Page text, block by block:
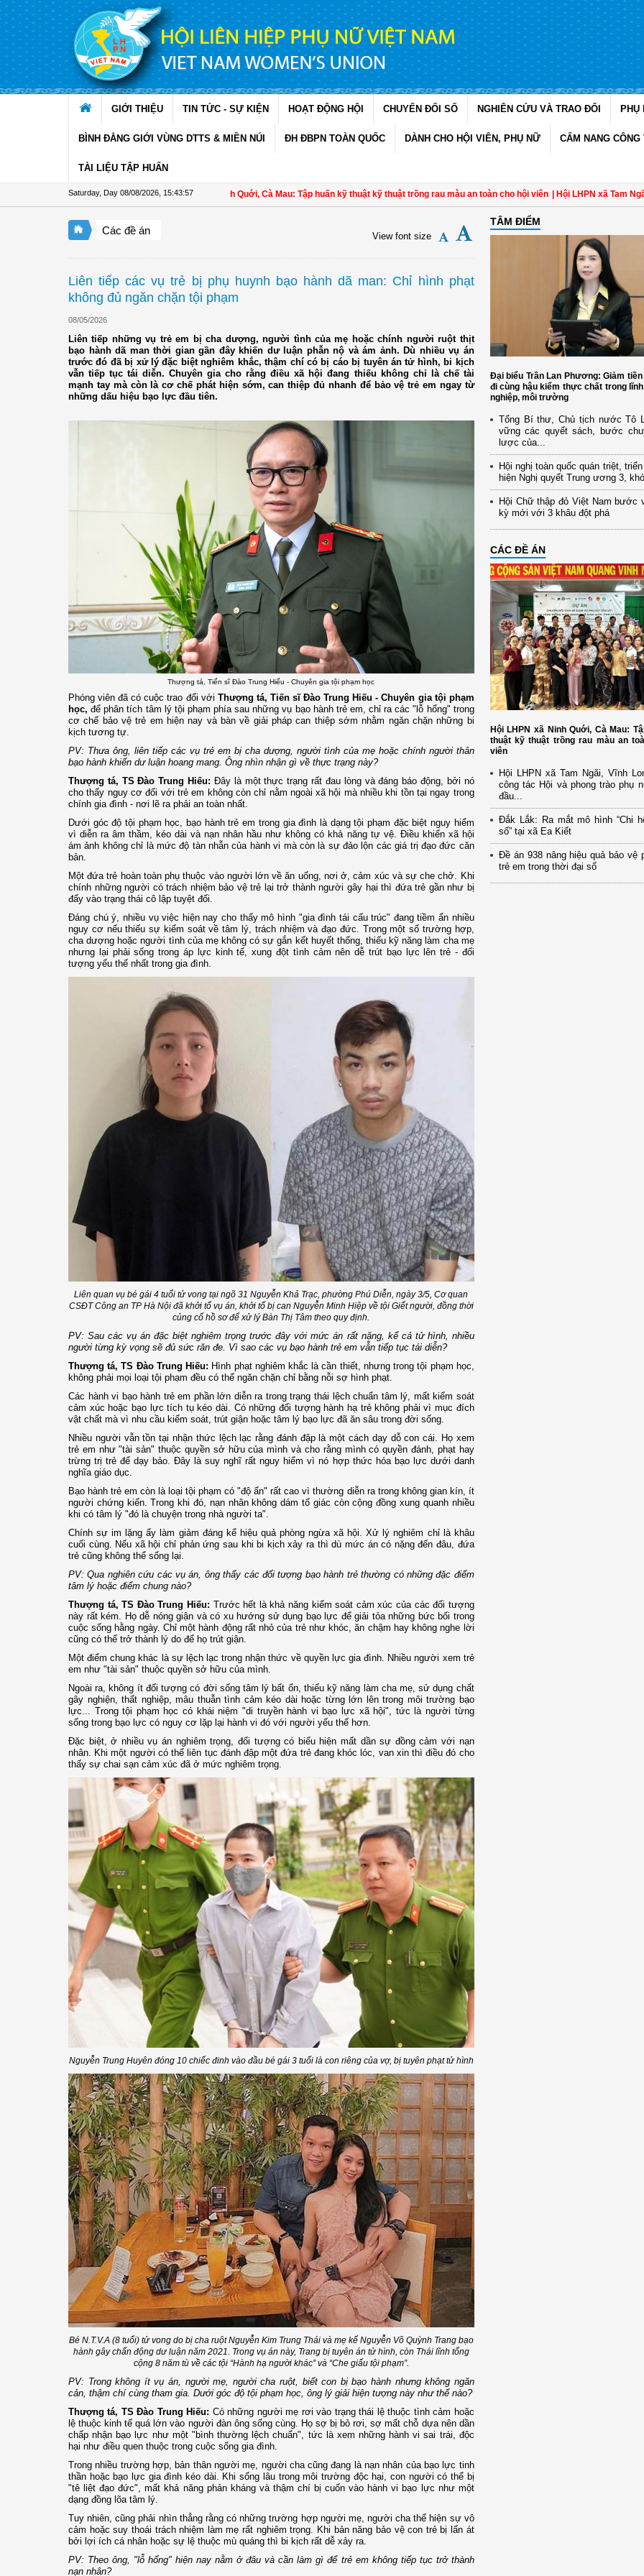
Skip to Content
GIỚI THIỆU TIN TỨC - SỰ KIỆN HOẠT ĐỘNG HỘI CHUYỂN ĐỔI SỐ NGHIÊN CỨU VÀ TRAO ĐỔI PHỤ
BÌNH ĐẲNG GIỚI VÙNG DTTS & MIỀN NÚI ĐH ĐBPN TOÀN QUỐC DÀNH CHO HỘI VIÊN, PHỤ NỮ CẨM NANG CÔNG
TÀI LIỆU TẬP HUẤN
Saturday, Day 08/08/2026 15:43:58
Hội LHPN xã Ninh Quới, Cà Mau: Tập huấn kỹ thuật kỹ thuật trồng rau màu an toàn cho hội viên | Hội LHPN xã Tam Ngãi, Vĩnh
Các đề án View font size
Liên tiếp các vụ trẻ bị phụ huynh bạo hành dã man: Chỉ hình phạt
không đủ ngăn chặn tội phạm
08/05/2026
Liên tiếp những vụ trẻ em bị cha dượng, người tình của mẹ hoặc chính người ruột thịt
bạo hành dã man thời gian gần đây khiến dư luận phẫn nộ và ám ảnh. Dù nhiều vụ án
trước đó đã bị xử lý đặc biệt nghiêm khắc, thậm chí có bị cáo bị tuyên án tử hình, bi kịch
vẫn tiếp tục tái diễn. Chuyên gia cho rằng điều xã hội đang thiếu không chỉ là chế tài
mạnh tay mà còn là cơ chế phát hiện sớm, can thiệp đủ nhanh để bảo vệ trẻ em ngay từ
những dấu hiệu bạo lực đầu tiên.
Thượng tá, Tiến sĩ Đào Trung Hiếu - Chuyên gia tội phạm học
Phóng viên đã có cuộc trao đổi với Thượng tá, Tiến sĩ Đào Trung Hiếu - Chuyên gia tội phạm
học, để phân tích tâm lý tội phạm phía sau những vụ bạo hành trẻ em, chỉ ra các "lỗ hổng" trong
cơ chế bảo vệ trẻ em hiện nay và bàn về giải pháp can thiệp sớm nhằm ngăn chặn những bi
kịch tương tự.
PV: Thưa ông, liên tiếp các vụ trẻ em bị cha dượng, người tình của mẹ hoặc chính người thân
bạo hành khiến dư luận hoang mang. Ông nhìn nhận gì về thực trạng này?
Thượng tá, TS Đào Trung Hiếu: Đây là một thực trạng rất đau lòng và đáng báo động, bởi nó
cho thấy nguy cơ đối với trẻ em không còn chỉ nằm ngoài xã hội mà nhiều khi tồn tại ngay trong
chính gia đình - nơi lẽ ra phải an toàn nhất.
Dưới góc độ tội phạm học, bạo hành trẻ em trong gia đình là dạng tội phạm đặc biệt nguy hiểm
vì diễn ra âm thầm, kéo dài và nạn nhân hầu như không có khả năng tự vệ. Điều khiến xã hội
ám ảnh không chỉ là mức độ tàn nhẫn của hành vi mà còn là sự đảo lộn các giá trị đạo đức căn
bản.
Một đứa trẻ hoàn toàn phụ thuộc vào người lớn về ăn uống, nơi ở, cảm xúc và sự che chở. Khi
chính những người có trách nhiệm bảo vệ trẻ lại trở thành người gây hại thì đứa trẻ gần như bị
đẩy vào trạng thái cô lập tuyệt đối.
Đáng chú ý, nhiều vụ việc hiện nay cho thấy mô hình "gia đình tái cấu trúc" đang tiềm ẩn nhiều
nguy cơ nếu thiếu sự kiểm soát về tâm lý, trách nhiệm và đạo đức. Trong một số trường hợp,
cha dượng hoặc người tình của mẹ không có sự gắn kết huyết thống, thiếu kỹ năng làm cha mẹ
nhưng lại phải sống trong áp lực kinh tế, xung đột tình cảm nên dễ trút bạo lực lên trẻ - đối
tượng yếu thế nhất trong gia đình.
Liên quan vụ bé gái 4 tuổi tử vong tại ngõ 31 Nguyễn Khả Trạc, phường Phú Diễn, ngày 3/5, Cơ quan
CSĐT Công an TP Hà Nội đã khởi tố vụ án, khởi tố bị can Nguyễn Minh Hiệp về tội Giết người, đồng thời
củng cố hồ sơ để xử lý Bàn Thị Tâm theo quy định.
PV: Sau các vụ án đặc biệt nghiêm trọng trước đây với mức án rất nặng, kể cả tử hình, nhiều
người từng kỳ vọng sẽ đủ sức răn đe. Vì sao các vụ bạo hành trẻ em vẫn tiếp tục tái diễn?
Thượng tá, TS Đào Trung Hiếu: Hình phạt nghiêm khắc là cần thiết, nhưng trong tội phạm học,
không phải mọi loại tội phạm đều có thể ngăn chặn chỉ bằng nỗi sợ hình phạt.
Các hành vi bạo hành trẻ em phần lớn diễn ra trong trạng thái lệch chuẩn tâm lý, mất kiểm soát
cảm xúc hoặc bạo lực tích tụ kéo dài. Có những đối tượng hành hạ trẻ không phải vì mục đích
vật chất mà vì nhu cầu kiểm soát, trút giận hoặc tâm lý bạo lực đã ăn sâu trong đời sống.
Nhiều người vẫn tồn tại nhận thức lệch lạc rằng đánh đập là một cách dạy dỗ con cái. Họ xem
trẻ em như "tài sản" thuộc quyền sở hữu của mình và cho rằng mình có quyền đánh, phạt hay
trừng trị trẻ để dạy bảo. Đây là suy nghĩ rất nguy hiểm vì nó hợp thức hóa bạo lực dưới danh
nghĩa giáo dục.
Bạo hành trẻ em còn là loại tội phạm có "độ ẩn" rất cao vì thường diễn ra trong không gian kín, ít
người chứng kiến. Trong khi đó, nạn nhân không dám tố giác còn cộng đồng xung quanh nhiều
khi có tâm lý "đó là chuyện trong nhà người ta".
Chính sự im lặng ấy làm giảm đáng kể hiệu quả phòng ngừa xã hội. Xử lý nghiêm chỉ là khâu
cuối cùng. Nếu xã hội chỉ phản ứng sau khi bi kịch xảy ra thì dù mức án có nặng đến đâu, đứa
trẻ cũng không thể sống lại.
PV: Qua nghiên cứu các vụ án, ông thấy các đối tượng bạo hành trẻ thường có những đặc điểm
tâm lý hoặc điểm chung nào?
Thượng tá, TS Đào Trung Hiếu: Trước hết là khả năng kiểm soát cảm xúc của các đối tượng
này rất kém. Họ dễ nóng giận và có xu hướng sử dụng bạo lực để giải tỏa những bức bối trong
cuộc sống hằng ngày. Chỉ một hành động rất nhỏ của trẻ như khóc, ăn chậm hay không nghe lời
cũng có thể trở thành lý do để họ trút giận.
Một điểm chung khác là sự lệch lạc trong nhận thức về quyền lực gia đình. Nhiều người xem trẻ
em như "tài sản" thuộc quyền sở hữu của mình.
Ngoài ra, không ít đối tượng có đời sống tâm lý bất ổn, thiếu kỹ năng làm cha mẹ, sử dụng chất
gây nghiện, thất nghiệp, mâu thuẫn tình cảm kéo dài hoặc từng lớn lên trong môi trường bạo
lực... Trong tội phạm học có khái niệm "di truyền hành vi bạo lực xã hội", tức là người từng
sống trong bạo lực có nguy cơ lặp lại hành vi đó với người yếu thế hơn.
Đặc biệt, ở nhiều vụ án nghiêm trọng, đối tượng có biểu hiện mất dần sự đồng cảm với nạn
nhân. Khi một người có thể liên tục đánh đập một đứa trẻ đang khóc lóc, van xin thì điều đó cho
thấy sự chai sạn cảm xúc đã ở mức nghiêm trọng.
Nguyễn Trung Huyên đóng 10 chiếc đinh vào đầu bé gái 3 tuổi là con riêng của vợ, bị tuyên phạt tử hình
Bé N.T.V.A (8 tuổi) tử vong do bị cha ruột Nguyễn Kim Trung Thái và mẹ kế Nguyễn Võ Quỳnh Trang bạo
hành gây chấn động dư luận năm 2021. Trong vụ án này, Trang bị tuyên án tử hình, còn Thái lĩnh tổng
cộng 8 năm tù về các tội “Hành hạ người khác” và “Che giấu tội phạm”.
PV: Trong không ít vụ án, người mẹ, người cha ruột, biết con bị bạo hành nhưng không ngăn
cản, thậm chí cùng tham gia. Dưới góc độ tội phạm học, ông lý giải hiện tượng này như thế nào?
Thượng tá, TS Đào Trung Hiếu: Có những người mẹ rơi vào trạng thái lệ thuộc tình cảm hoặc
lệ thuộc kinh tế quá lớn vào người đàn ông sống cùng. Họ sợ bị bỏ rơi, sợ mất chỗ dựa nên dần
chấp nhận bạo lực như một "bình thường lệch chuẩn", tức là xem những hành vi sai trái, độc
hại như điều quen thuộc trong cuộc sống gia đình.
Trong nhiều trường hợp, bản thân người mẹ, người cha cũng đang là nạn nhân của bạo lực tinh
thần hoặc bạo lực gia đình kéo dài. Khi sống lâu trong môi trường độc hại, con người có thể bị
"tê liệt đạo đức", mất khả năng phản kháng và thậm chí bị cuốn vào hành vi bạo lực như một
dạng đồng lõa tâm lý.
Tuy nhiên, cũng phải nhìn thẳng rằng có những trường hợp người mẹ, người cha thể hiện sự vô
cảm hoặc suy thoái trách nhiệm làm mẹ rất nghiêm trọng. Khi bản năng bảo vệ con trẻ bị lấn át
bởi lợi ích cá nhân hoặc sự lệ thuộc mù quáng thì bi kịch rất dễ xảy ra.
PV: Theo ông, "lỗ hổng" hiện nay nằm ở đâu và cần làm gì để trẻ em không tiếp tục trở thành
nạn nhân?
TÂM ĐIỂM
Đại biểu Trần Lan Phương: Giảm
đi cùng hậu kiểm thực chất trong
nghiệp, môi trường
Tổng Bí thư, Chủ tịch nước Tô
vững các quyết sách, bước
lược của...
Hội nghị toàn quốc quán triệt,
hiện Nghị quyết Trung ương 3,
Hội Chữ thập đỏ Việt Nam bước
kỳ mới với 3 khâu đột phá
CÁC ĐỀ ÁN
Hội LHPN xã Ninh Quới, Cà Mau:
thuật kỹ thuật trồng rau màu an
viên
Hội LHPN xã Tam Ngãi, Vĩnh
công tác Hội và phong trào phụ
đầu...
Đắk Lắk: Ra mắt mô hình “Chi
số” tại xã Ea Kiết
Đề án 938 nâng hiệu quả bảo vệ
trẻ em trong thời đại số